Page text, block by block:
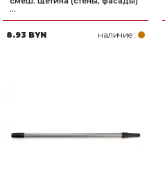
...
8.93 BYN наличие: